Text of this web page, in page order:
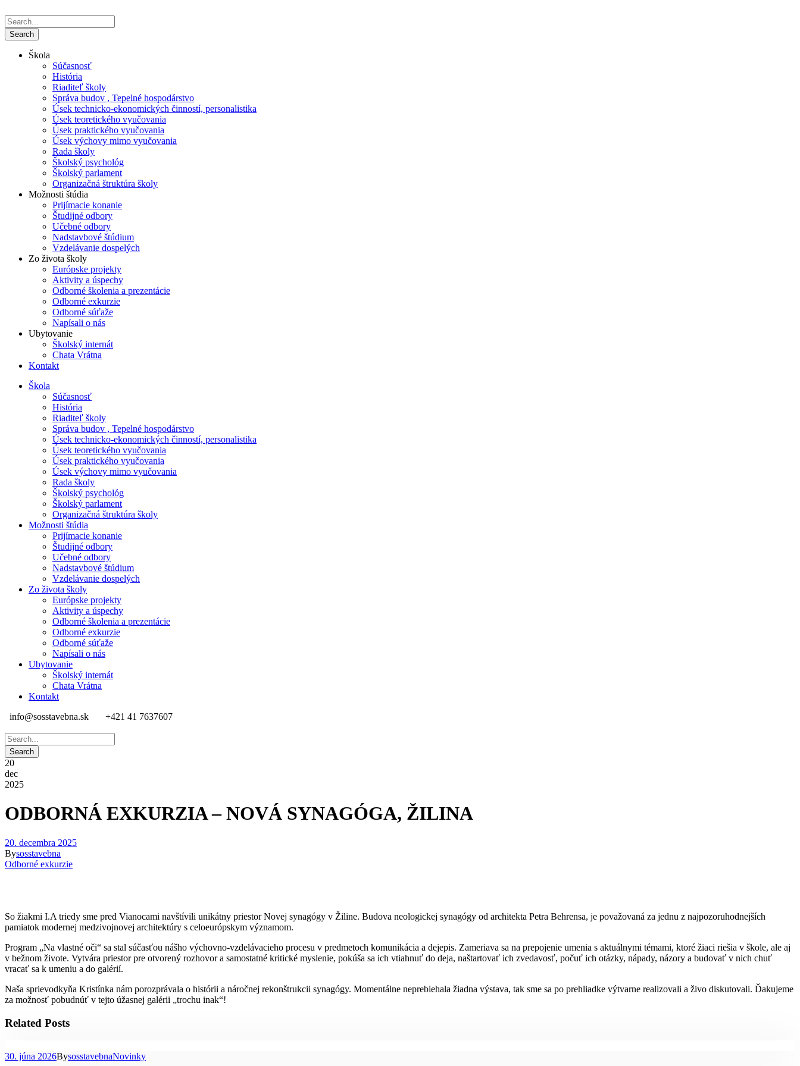
Škola
Súčasnosť
História
Riaditeľ školy
Správa budov , Tepelné hospodárstvo
Úsek technicko-ekonomických činností, personalistika
Úsek teoretického vyučovania
Úsek praktického vyučovania
Úsek výchovy mimo vyučovania
Rada školy
Školský psychológ
Školský parlament
Organizačná štruktúra školy
Možnosti štúdia
Prijímacie konanie
Študijné odbory
Učebné odbory
Nadstavbové štúdium
Vzdelávanie dospelých
Zo života školy
Európske projekty
Aktivity a úspechy
Odborné školenia a prezentácie
Odborné exkurzie
Odborné súťaže
Napísali o nás
Ubytovanie
Školský internát
Chata Vrátna
Kontakt
Škola
Súčasnosť
História
Riaditeľ školy
Správa budov , Tepelné hospodárstvo
Úsek technicko-ekonomických činností, personalistika
Úsek teoretického vyučovania
Úsek praktického vyučovania
Úsek výchovy mimo vyučovania
Rada školy
Školský psychológ
Školský parlament
Organizačná štruktúra školy
Možnosti štúdia
Prijímacie konanie
Študijné odbory
Učebné odbory
Nadstavbové štúdium
Vzdelávanie dospelých
Zo života školy
Európske projekty
Aktivity a úspechy
Odborné školenia a prezentácie
Odborné exkurzie
Odborné súťaže
Napísali o nás
Ubytovanie
Školský internát
Chata Vrátna
Kontakt
info@sosstavebna.sk
+421 41 7637607
20
dec
2025
ODBORNÁ EXKURZIA – NOVÁ SYNAGÓGA, ŽILINA
20. decembra 2025
Bysosstavebna
Odborné exkurzie
So žiakmi I.A triedy sme pred Vianocami navštívili unikátny priestor Novej synagógy v Žiline. Budova neologickej synagógy od architekta Petra Behrensa, je považovaná za jednu z najpozoruhodnejších
pamiatok modernej medzivojnovej architektúry s celoeurópskym významom.
Program „Na vlastné oči“ sa stal súčasťou nášho výchovno-vzdelávacieho procesu v predmetoch komunikácia a dejepis. Zameriava sa na prepojenie umenia s aktuálnymi témami, ktoré žiaci riešia v škole, ale aj
v bežnom živote. Vytvára priestor pre otvorený rozhovor a samostatné kritické myslenie, pokúša sa ich vtiahnuť do deja, naštartovať ich zvedavosť, počuť ich otázky, nápady, názory a budovať v nich chuť
vracať sa k umeniu a do galérií.
Naša sprievodkyňa Kristínka nám porozprávala o histórii a náročnej rekonštrukcii synagógy. Momentálne neprebiehala žiadna výstava, tak sme sa po prehliadke výtvarne realizovali a živo diskutovali. Ďakujeme
za možnosť pobudnúť v tejto úžasnej galérii „trochu inak“!
Related Posts
30. júna 2026BysosstavebnaNovinky